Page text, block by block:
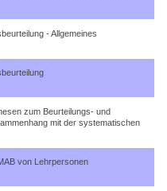
- Allgemeines
zum Beurteilungs- und
mit der systematischen
von Lehrpersonen